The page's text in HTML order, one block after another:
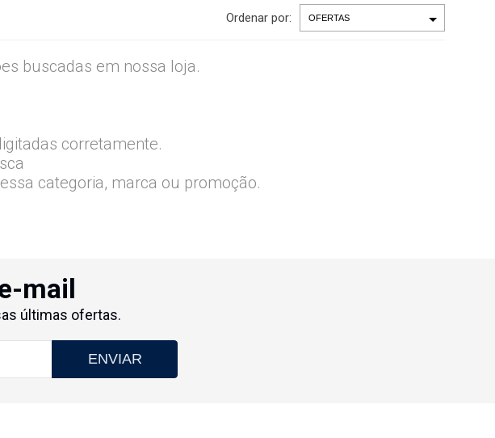
Ordenar por:
buscadas em nossa loja.
corretamente.
categoria, marca ou promoção.
mail
últimas ofertas.
ENVIAR